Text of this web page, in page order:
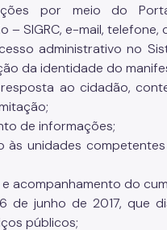
por meio do
– SIGRC, e-mail,
administrativo no
da identidade do
ao cidadão,
de informações;
às unidades
acompanhamento do
de junho de 2017,
públicos;